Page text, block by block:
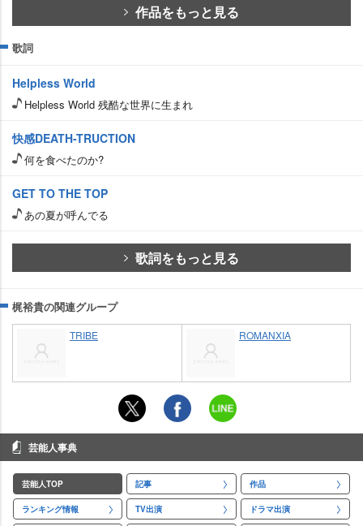
作品をもっと見る
歌詞
Helpless World
Helpless World 残酷な世界に生まれ
快感DEATH-TRUCTION
何を食べたのか?
GET TO THE TOP
あの夏が呼んでる
歌詞をもっと見る
梶裕貴の関連グループ
TRIBE ROMANXIA
芸能人事典
芸能人TOP 記事 作品
ランキング情報 TV出演 ドラマ出演